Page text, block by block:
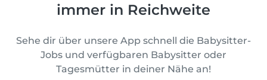
immer in Reichweite
Sehe dir über unsere App schnell die Babysitter-
Jobs und verfügbaren Babysitter oder
Tagesmütter in deiner Nähe an!